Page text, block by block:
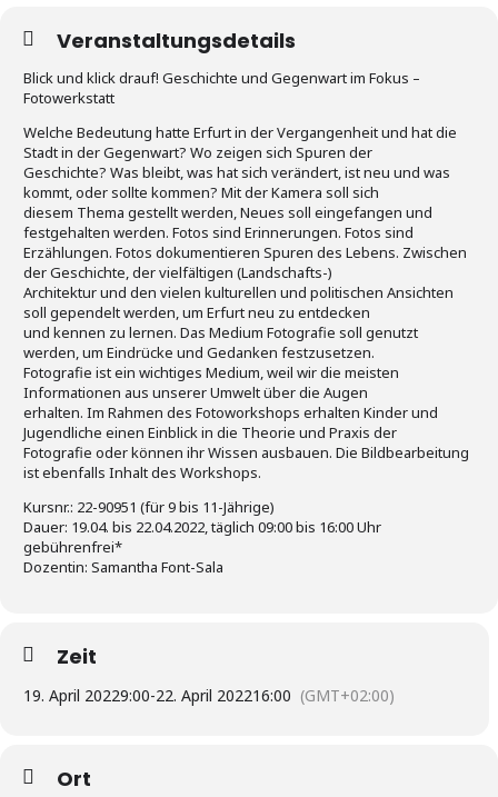
Veranstaltungsdetails
Blick und klick drauf! Geschichte und Gegenwart im Fokus –
Fotowerkstatt
Welche Bedeutung hatte Erfurt in der Vergangenheit und hat die
Stadt in der Gegenwart? Wo zeigen sich Spuren der
Geschichte? Was bleibt, was hat sich verändert, ist neu und was
kommt, oder sollte kommen? Mit der Kamera soll sich
diesem Thema gestellt werden, Neues soll eingefangen und
festgehalten werden. Fotos sind Erinnerungen. Fotos sind
Erzählungen. Fotos dokumentieren Spuren des Lebens. Zwischen
der Geschichte, der vielfältigen (Landschafts-)
Architektur und den vielen kulturellen und politischen Ansichten
soll gependelt werden, um Erfurt neu zu entdecken
und kennen zu lernen. Das Medium Fotografie soll genutzt
werden, um Eindrücke und Gedanken festzusetzen.
Fotografie ist ein wichtiges Medium, weil wir die meisten
Informationen aus unserer Umwelt über die Augen
erhalten. Im Rahmen des Fotoworkshops erhalten Kinder und
Jugendliche einen Einblick in die Theorie und Praxis der
Fotografie oder können ihr Wissen ausbauen. Die Bildbearbeitung
ist ebenfalls Inhalt des Workshops.
Kursnr.: 22-90951 (für 9 bis 11-Jährige)
Dauer: 19.04. bis 22.04.2022, täglich 09:00 bis 16:00 Uhr
gebührenfrei*
Dozentin: Samantha Font-Sala
Zeit
19. April 20229:00-22. April 202216:00 (GMT+02:00)
Ort